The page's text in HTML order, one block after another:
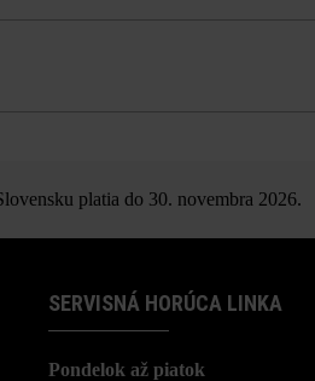
farieb, fľakaté vzory atď.
platia do 30. novembra 2026.
SERVISNÁ HORÚCA LINKA
Pondelok až piatok